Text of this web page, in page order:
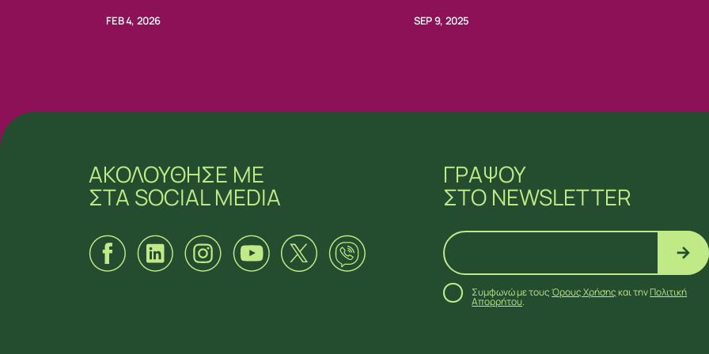
FEB 4, 2026 SEP 9, 2025
ΑΚΟΛΟΥΘΗΣΕ ΜΕ
ΣΤΑ SOCIAL MEDIA
ΓΡΑΨΟΥ
ΣΤΟ NEWSLETTER
Συμφωνώ με τουςΌρους Χρήσηςκαι τηνΠολιτική
Απορρήτου.